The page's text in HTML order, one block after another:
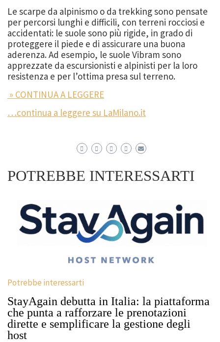
Le scarpe da alpinismo o da trekking sono pensate
per percorsi lunghi e difficili, con terreni rocciosi e
accidentati: le suole sono più rigide, in grado di
proteggere il piede e di assicurare una buona
aderenza. Ad esempio, le suole Vibram sono
apprezzate da escursionisti e alpinisti per la loro
resistenza e per l’ottima presa sul terreno.
» CONTINUA A LEGGERE
…continua a leggere su LaMilano.it
POTREBBE INTERESSARTI
Potrebbe interessarti
StayAgain debutta in Italia: la piattaforma
che punta a rafforzare le prenotazioni
dirette e semplificare la gestione degli
host